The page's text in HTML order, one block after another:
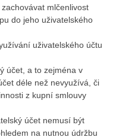
mlčenlivost
do jeho uživatelského
uživatelského účtu
účet, a to zejména v
déle než nevyužívá, či
z kupní smlouvy
účet nemusí být
na nutnou údržbu